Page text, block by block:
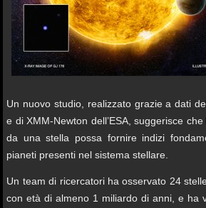
Un nuovo studio, realizzato grazie a dati
e di XMM-Newton dell’ESA, suggerisce
da una stella possa fornire indizi
pianeti presenti nel sistema stellare.
Un team di ricercatori ha osservato 24
con età di almeno 1 miliardo di anni, e ha